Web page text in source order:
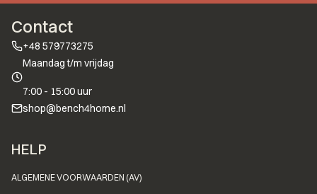
Contact
+48 579773275
Maandag t/m vrijdag
7:00 - 15:00 uur
shop@bench4home.nl
Voettekstmenu
HELP
ALGEMENE VOORWAARDEN (AV)